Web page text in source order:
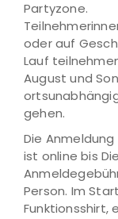
Partyzone.
oder auf
Lauf
August und
gehen.
Die
ist online bis
Person. Im
Funktionsshirt,